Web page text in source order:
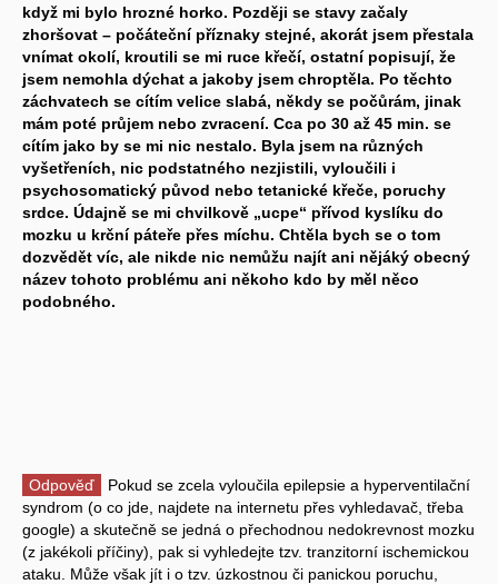
když mi bylo hrozné horko. Později se stavy začaly
zhoršovat – počáteční příznaky stejné, akorát jsem přestala
vnímat okolí, kroutili se mi ruce křečí, ostatní popisují, že
jsem nemohla dýchat a jakoby jsem chroptěla. Po těchto
záchvatech se cítím velice slabá, někdy se počůrám, jinak
mám poté průjem nebo zvracení. Cca po 30 až 45 min. se
cítím jako by se mi nic nestalo. Byla jsem na různých
vyšetřeních, nic podstatného nezjistili, vyloučili i
psychosomatický původ nebo tetanické křeče, poruchy
srdce. Údajně se mi chvilkově „ucpe“ přívod kyslíku do
mozku u krční páteře přes míchu. Chtěla bych se o tom
dozvědět víc, ale nikde nic nemůžu najít ani nějáký obecný
název tohoto problému ani někoho kdo by měl něco
podobného.
Odpověď
Pokud se zcela vyloučila epilepsie a hyperventilační
syndrom (o co jde, najdete na internetu přes vyhledavač, třeba
google) a skutečně se jedná o přechodnou nedokrevnost mozku
(z jakékoli příčiny), pak si vyhledejte tzv. tranzitorní ischemickou
ataku. Může však jít i o tzv. úzkostnou či panickou poruchu,